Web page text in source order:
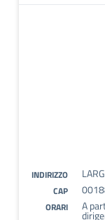
INDIRIZZO
CAP
ORARI A